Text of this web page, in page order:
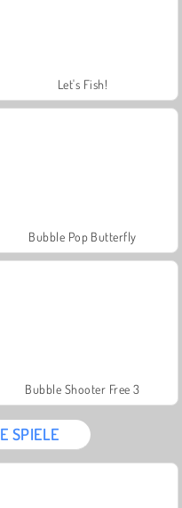
Let's Fish!
Bubble Pop Butterfly
Bubble Shooter Free 3
SPIELE